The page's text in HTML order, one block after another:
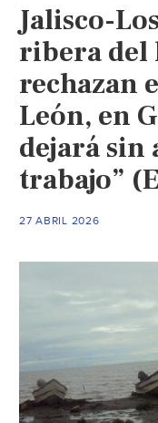
Jalisco-
ribera del
rechazan
León, en
dejará sin
trabajo”
27 ABRIL 2026